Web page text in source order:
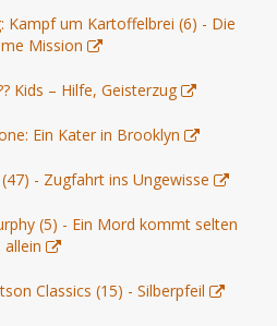
Kampf um Kartoffelbrei (6) - Die
Mission
Kids – Hilfe, Geisterzug
Ein Kater in Brooklyn
- Zugfahrt ins Ungewisse
(5) - Ein Mord kommt selten
allein
Classics (15) - Silberpfeil